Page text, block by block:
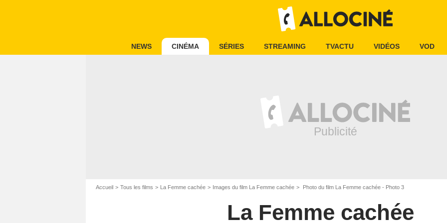
NEWS CINÉMA SÉRIES STREAMING TVACTU VIDÉOS VOD
Accueil Tous les films La Femme cachée Images du film La Femme cachée Photo du film La Femme cachée - Photo 3
La Femme cachée